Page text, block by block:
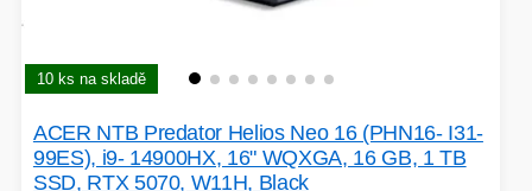
PRAČKY
10 ks na skladě
ACER NTB Predator Helios Neo 16 (PHN16- I31-
99ES), i9- 14900HX, 16" WQXGA, 16 GB, 1 TB
SSD, RTX 5070, W11H, Black